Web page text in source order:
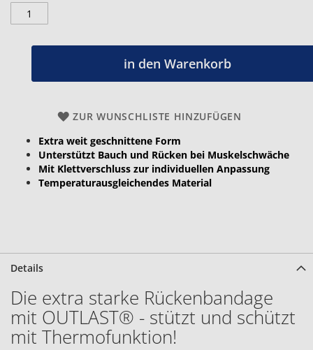
in den Warenkorb
ZUR WUNSCHLISTE HINZUFÜGEN
Extra weit geschnittene Form
Unterstützt Bauch und Rücken bei Muskelschwäche
Mit Klettverschluss zur individuellen Anpassung
Temperaturausgleichendes Material
Details
Die extra starke Rückenbandage
mit OUTLAST® - stützt und schützt
mit Thermofunktion!